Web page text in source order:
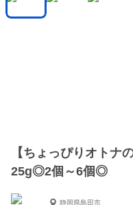
【ちょっぴりオトナ
25g◎2個～6個◎
静岡県島田市